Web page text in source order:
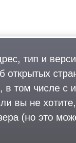
тип и
открытых
в том числе с
вы не
(но это